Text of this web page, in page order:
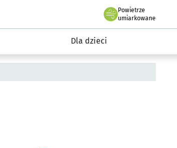
Powietrze
we Wrocławiu
umiarkowane
Dla dzieci